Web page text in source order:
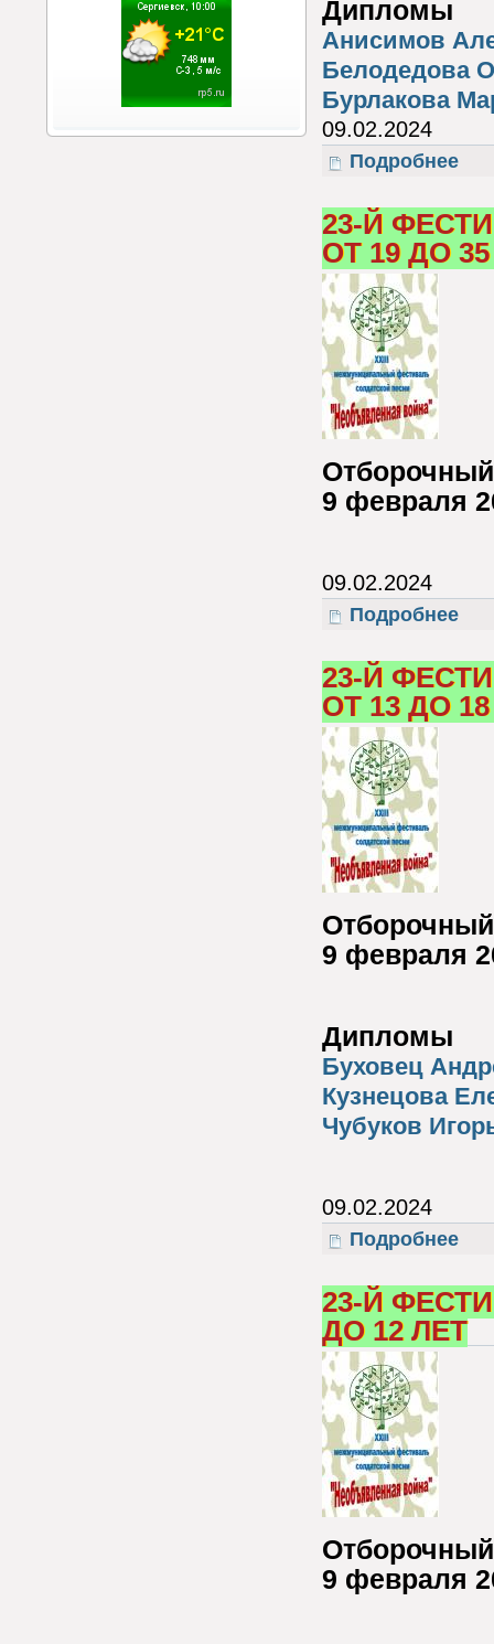
Дипломы
Анисимов
Белодедова
Бурлакова
09.02.2024
Подробнее
23-Й
ОТ 19 ДО
9 февраля
09.02.2024
Подробнее
23-Й
ОТ 13 ДО
9 февраля
Дипломы
Буховец
Кузнецова
Чубуков
09.02.2024
Подробнее
23-Й
ДО 12 ЛЕТ
9 февраля